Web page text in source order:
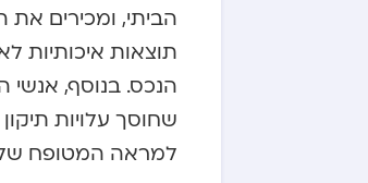
הביתי, ומכירים את
תוצאות איכותיות
הנכס. בנוסף,
שחוסך עלויות
למראה המטופח של